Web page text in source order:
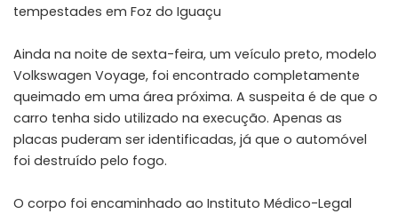
tempestades em Foz do Iguaçu
Ainda na noite de sexta-feira, um veículo preto, modelo
Volkswagen Voyage, foi encontrado completamente
queimado em uma área próxima. A suspeita é de que o
carro tenha sido utilizado na execução. Apenas as
placas puderam ser identificadas, já que o automóvel
foi destruído pelo fogo.
O corpo foi encaminhado ao Instituto Médico-Legal